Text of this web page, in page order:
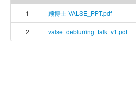
1 顾博士-VALSE_PPT.pdf
2 valse_deblurring_talk_v1.pdf